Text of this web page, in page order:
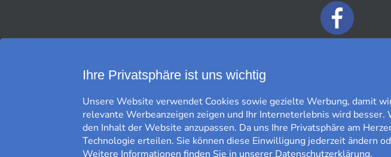
Ihre Privatsphäre ist uns wichtig
Unsere Website verwendet Cookies sowie gezielte Werbung, damit
relevante Werbeanzeigen zeigen und Ihr Interneterlebnis wird
den Inhalt der Website anzupassen. Da uns Ihre Privatsphäre am
Technologie erteilen. Sie können diese Einwilligung jederzeit ändern
Weitere Informationen finden Sie in unserer Datenschutzerklärung.